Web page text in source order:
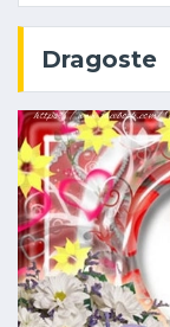
Dragoste